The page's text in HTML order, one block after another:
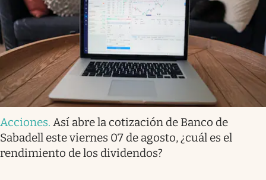
Acciones. Así abre la cotización de Banco de
Sabadell este viernes 07 de agosto, ¿cuál es el
rendimiento de los dividendos?